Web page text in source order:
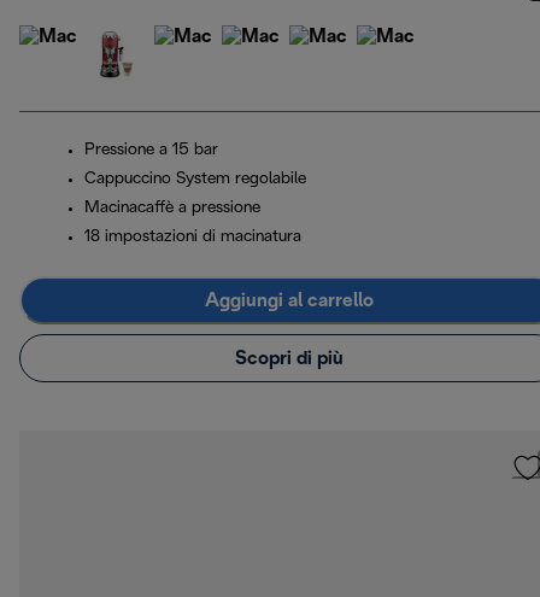
Pressione a 15 bar
Cappuccino System regolabile
Macinacaffè a pressione
18 impostazioni di macinatura
Aggiungi al carrello
Scopri di più